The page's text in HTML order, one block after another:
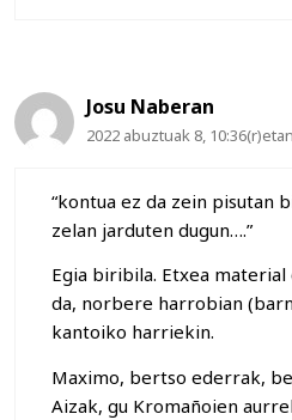
Josu Naberan
2022 abuztuak 8, 10:36(r)etan
“kontua ez da zein pisutan
zelan jarduten dugun….”
Egia biribila. Etxea
da, norbere harrobian
kantoiko harriekin.
Maximo, bertso ederrak,
Aizak, gu Kromañoien